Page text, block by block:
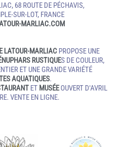
68 ROUTE DE PÉCHAVIS,
FRANCE
LATOUR-MARLIACPROPOSE UNE
RUSTIQUES DE COULEUR,
ET UNE GRANDE VARIÉTÉ
AQUATIQUES.
ET MUSÉEOUVERT D'AVRIL
VENTE EN LIGNE.